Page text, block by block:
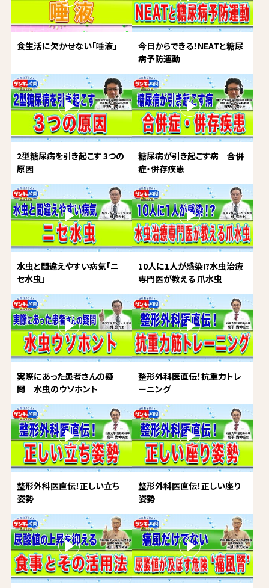
食生活に欠かせない「唾液」
今日からできる！NEATと糖尿
病予防運動
2型糖尿病を引き起こす 3つの
原因
糖尿病が引き起こす病 合併
症・併存疾患
水虫と間違えやすい病気「ニ
セ水虫」
10人に1人が感染!?水虫治療
専門医が教える 爪水虫
実際にあった患者さんの疑
問 水虫のウソホント
整形外科医直伝！抗重力トレ
ーニング
整形外科医直伝！正しい立ち
姿勢
整形外科医直伝！正しい座り
姿勢